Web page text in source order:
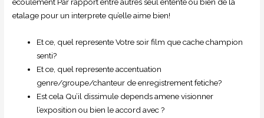
etalage pour un interprete qu’elle aime bien!
Et ce, quel represente Votre soir film que cache champion
senti?
Et ce, quel represente accentuation
genre/groupe/chanteur de enregistrement fetiche?
Est cela Qu’il dissimule depends amene visionner
l’exposition ou bien le accord avec ?